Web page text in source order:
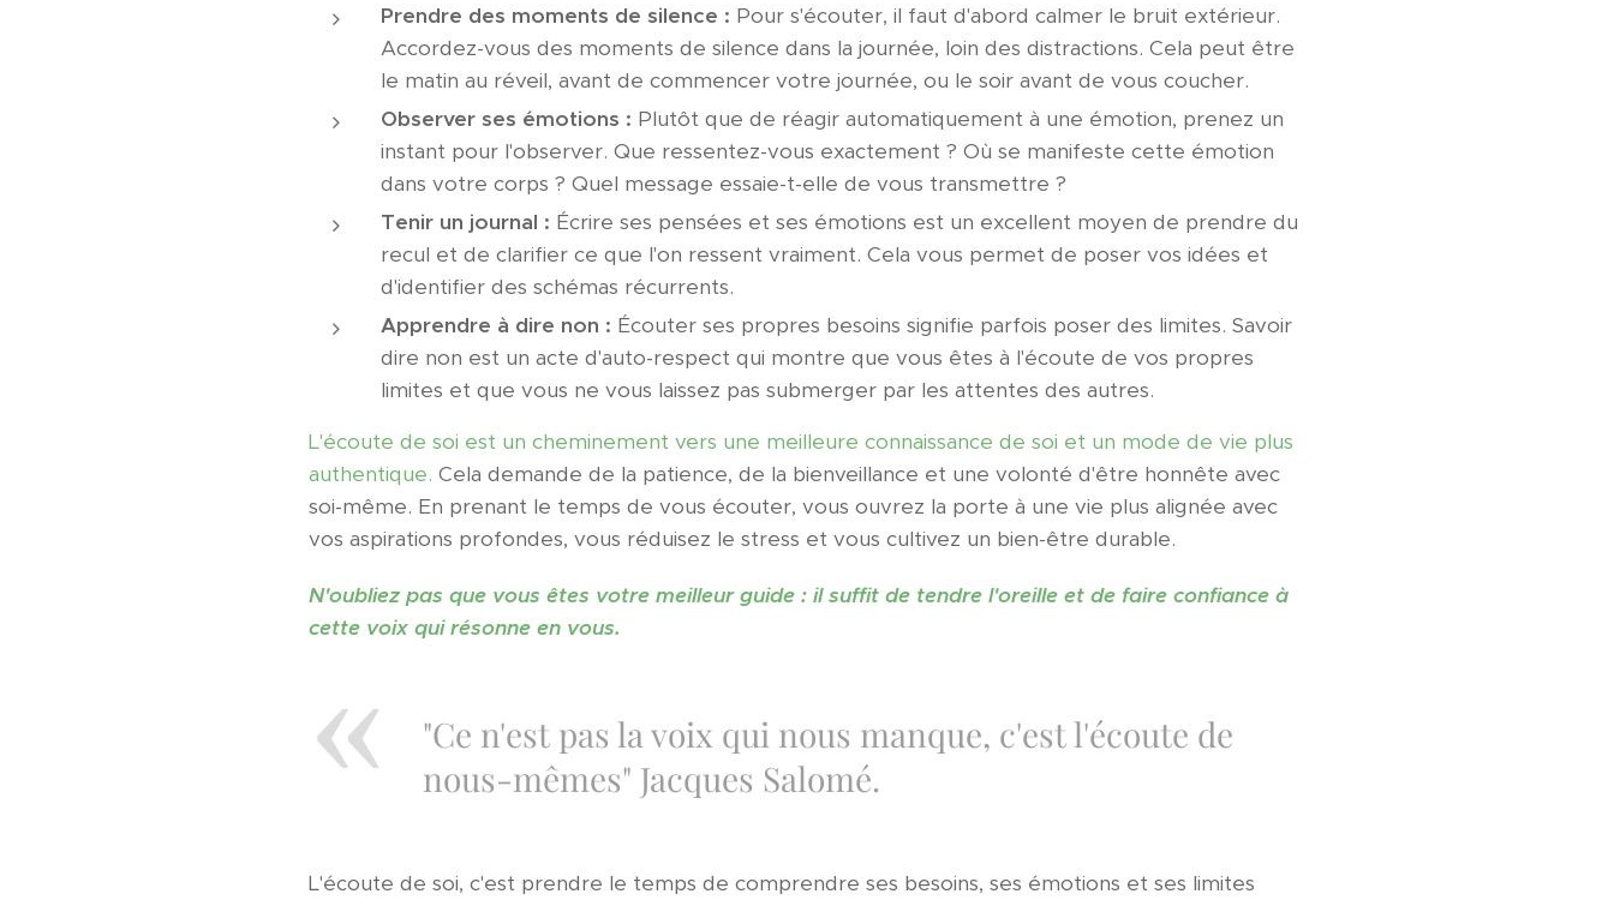
Prendre des moments de silence : Pour s'écouter, il faut d'abord calmer le bruit extérieur.
Accordez-vous des moments de silence dans la journée, loin des distractions. Cela peut être
le matin au réveil, avant de commencer votre journée, ou le soir avant de vous coucher.
Observer ses émotions : Plutôt que de réagir automatiquement à une émotion, prenez un
instant pour l'observer. Que ressentez-vous exactement ? Où se manifeste cette émotion
dans votre corps ? Quel message essaie-t-elle de vous transmettre ?
Tenir un journal : Écrire ses pensées et ses émotions est un excellent moyen de prendre du
recul et de clarifier ce que l'on ressent vraiment. Cela vous permet de poser vos idées et
d'identifier des schémas récurrents.
Apprendre à dire non : Écouter ses propres besoins signifie parfois poser des limites. Savoir
dire non est un acte d'auto-respect qui montre que vous êtes à l'écoute de vos propres
limites et que vous ne vous laissez pas submerger par les attentes des autres.
L'écoute de soi est un cheminement vers une meilleure connaissance de soi et un mode de vie plus
authentique. Cela demande de la patience, de la bienveillance et une volonté d'être honnête avec
soi-même. En prenant le temps de vous écouter, vous ouvrez la porte à une vie plus alignée avec
vos aspirations profondes, vous réduisez le stress et vous cultivez un bien-être durable.
N'oubliez pas que vous êtes votre meilleur guide : il suffit de tendre l'oreille et de faire confiance à
cette voix qui résonne en vous.
"Ce n'est pas la voix qui nous manque, c'est l'écoute de
nous-mêmes" Jacques Salomé.
L'écoute de soi, c'est prendre le temps de comprendre ses besoins, ses émotions et ses limites